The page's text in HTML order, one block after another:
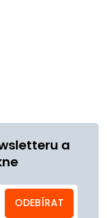
a
ODEBÍRAT